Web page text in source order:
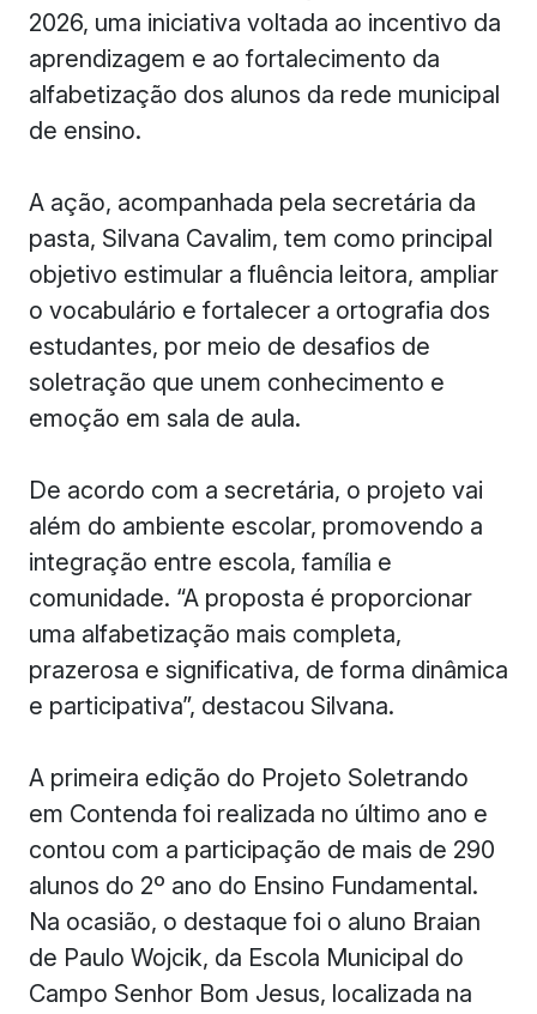
2026, uma iniciativa voltada ao incentivo da
aprendizagem e ao fortalecimento da
alfabetização dos alunos da rede municipal
de ensino.
A ação, acompanhada pela secretária da
pasta, Silvana Cavalim, tem como principal
objetivo estimular a fluência leitora, ampliar
o vocabulário e fortalecer a ortografia dos
estudantes, por meio de desafios de
soletração que unem conhecimento e
emoção em sala de aula.
De acordo com a secretária, o projeto vai
além do ambiente escolar, promovendo a
integração entre escola, família e
comunidade. “A proposta é proporcionar
uma alfabetização mais completa,
prazerosa e significativa, de forma dinâmica
e participativa”, destacou Silvana.
A primeira edição do Projeto Soletrando
em Contenda foi realizada no último ano e
contou com a participação de mais de 290
alunos do 2º ano do Ensino Fundamental.
Na ocasião, o destaque foi o aluno Braian
de Paulo Wojcik, da Escola Municipal do
Campo Senhor Bom Jesus, localizada na